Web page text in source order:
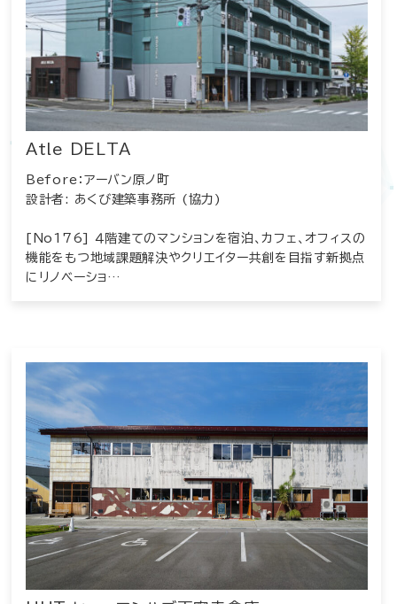
Atle DELTA
Before：アーバン原ノ町
設計者: あくび建築事務所 (協力)
[No176] ４階建てのマンションを宿泊、カフェ、オフィスの
機能をもつ地域課題解決やクリエイター共創を目指す新拠点
にリノベーショ…